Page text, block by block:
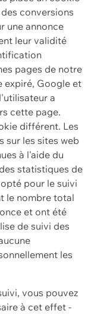
conversions
une annonce
leur validité
pages de notre
expiré, Google et
a
cette page.
différent. Les
sur les sites web
à l'aide du
statistiques de
pour le suivi
le nombre total
et ont été
de suivi des
les
vous pouvez
à cet effet -